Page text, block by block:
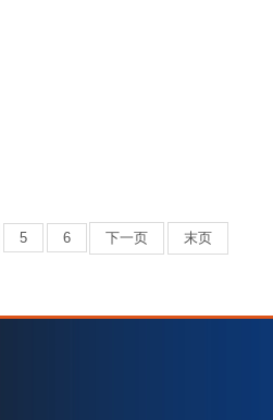
5 6 下一页 末页